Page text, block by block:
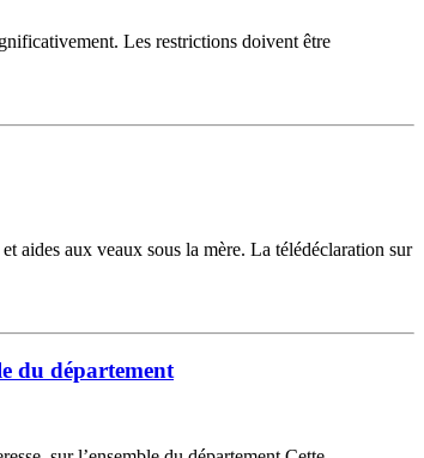
Les restrictions doivent être
aides aux veaux sous la mère. La télédéclaration sur
du département